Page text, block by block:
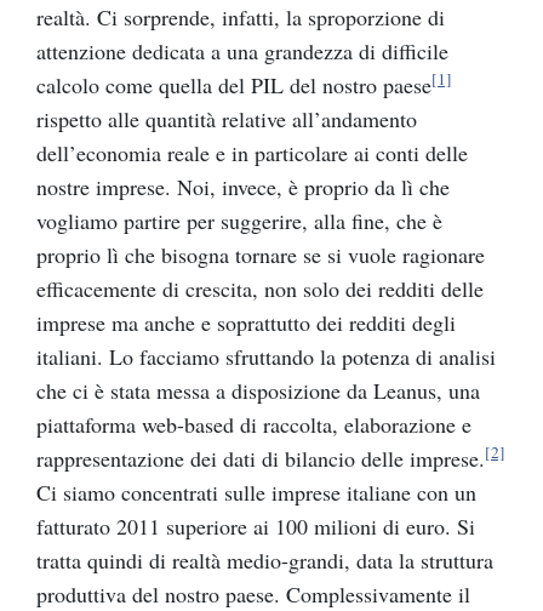
realtà. Ci sorprende, infatti, la sproporzione di
attenzione dedicata a una grandezza di difficile
calcolo come quella del PIL del nostro paese[1]
rispetto alle quantità relative all’andamento
dell’economia reale e in particolare ai conti delle
nostre imprese. Noi, invece, è proprio da lì che
vogliamo partire per suggerire, alla fine, che è
proprio lì che bisogna tornare se si vuole ragionare
efficacemente di crescita, non solo dei redditi delle
imprese ma anche e soprattutto dei redditi degli
italiani. Lo facciamo sfruttando la potenza di analisi
che ci è stata messa a disposizione da Leanus, una
piattaforma web-based di raccolta, elaborazione e
rappresentazione dei dati di bilancio delle imprese.[2]
Ci siamo concentrati sulle imprese italiane con un
fatturato 2011 superiore ai 100 milioni di euro. Si
tratta quindi di realtà medio-grandi, data la struttura
produttiva del nostro paese. Complessivamente il